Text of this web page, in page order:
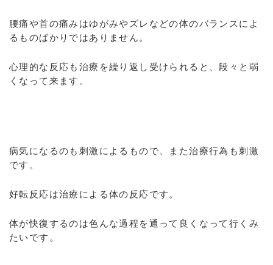
腰痛や首の痛みはゆがみやズレなどの体のバランスによ
るものばかりではありません。
心理的な反応も治療を繰り返し受けられると、段々と弱
くなって来ます。
病気になるのも刺激によるもので、また治療行為も刺激
です。
好転反応は治療による体の反応です。
体が快復するのは色んな過程を通って良くなって行くみ
たいです。